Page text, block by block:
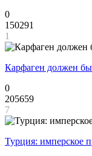
0
150291
1
Карфаген должен
0
205659
7
Турция: имперское